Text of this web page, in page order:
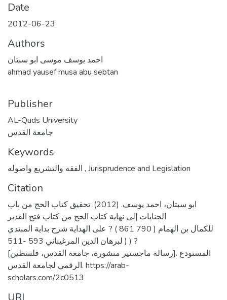
Date
2012-06-23
Authors
احمد يوسف موسى ابو سبتان
ahmad yausef musa abu sebtan
Publisher
AL-Quds University
جامعة القدس
Keywords
, Jurisprudence and Legislation
Citation
ابو سبتان، احمد يوسف. (2012). تحقيق كتاب الحج من باب
الجنايات إلى نهاية كتاب الحج من كتاب فتح القدير
للكمال بن الهمام ( 790 861 ) ? على الهداية شرح بداية المبتدي
لبرهان الدين المرغيناني 593 -511 ) ) ?
[رسالة ماجستير منشورة، جامعة القدس، فلسطين]. المستودع
الرقمي لجامعة القدس. https://arab-
scholars.com/2c0513
URI